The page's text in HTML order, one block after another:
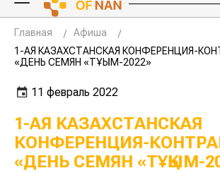
Главная
Афиша
1-АЯ КАЗАХСТАНСКАЯ КОНФЕРЕНЦИЯ-
«ДЕНЬ СЕМЯН «ТҰҚЫМ-2022»
11 февраль 2022
1-АЯ КАЗАХСТАНСКАЯ
КОНФЕРЕНЦИЯ-
«ДЕНЬ СЕМЯН «ТҰҚЫМ-